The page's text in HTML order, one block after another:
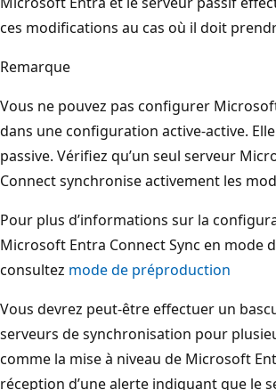
ces modifications au cas où il doit
Remarque
Vous ne pouvez pas configurer
dans une configuration active-active.
passive. Vérifiez qu’un seul serveur
Connect synchronise activement les
Pour plus d’informations sur la
Microsoft Entra Connect Sync en mode
consultez mode de préproduction
Vous devrez peut-être effectuer un
serveurs de synchronisation pour
comme la mise à niveau de Microsoft
réception d’une alerte indiquant que le